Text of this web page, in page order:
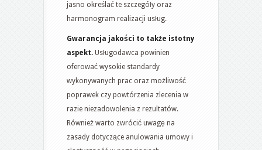
jasno określać te szczegóły oraz
harmonogram realizacji usług.
Gwarancja jakości to także istotny
aspekt. Usługodawca powinien
oferować wysokie standardy
wykonywanych prac oraz możliwość
poprawek czy powtórzenia zlecenia w
razie niezadowolenia z rezultatów.
Również warto zwrócić uwagę na
zasady dotyczące anulowania umowy i